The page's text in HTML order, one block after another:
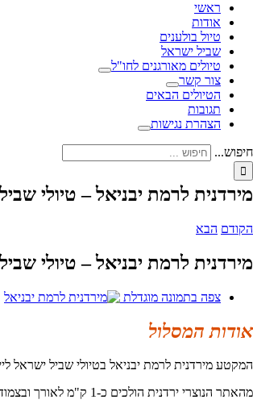
ראשי
אודות
טיול בולענים
שביל ישראל
טיולים מאורגנים לחו"ל
צור קשר
הטיולים הבאים
תגובות
הצהרת נגישות
חיפוש...
מירדנית לרמת יבניאל – טיולי
הקודם הבא
מירדנית לרמת יבניאל – טיולי
צפה בתמונה מוגדלת
אודות המסלול
המקטע מירדנית לרמת יבניאל בטיולי שביל ישראל
מהאתר הנוצרי ירדנית הולכים כ-1 ק"מ לאורך ובצמוד לירדן. ההליכה קלה בחלקה בתוך צמחיית גדות אופיינית כגון אשלים, קנים ושיחי פטל. בחורף מקטע זה בוצי ביותר וחלק.